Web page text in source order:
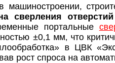
машиностроении,
сверления
портальные
±0,1 мм, что
в ЦВК
рост спроса на